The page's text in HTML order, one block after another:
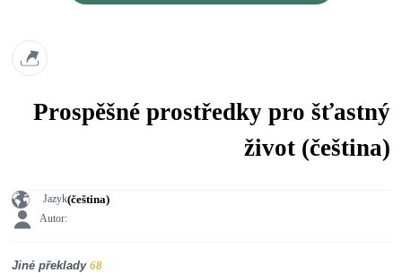
Prospěšné prostředky pro šťastný
život (čeština)
Jazyk(čeština)
Autor:
Jiné překlady68